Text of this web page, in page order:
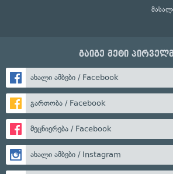
გაიგე მეტი
ახალი ამბები / Facebook
გართობა / Facebook
მეცნიერება / Facebook
ახალი ამბები / Instagram